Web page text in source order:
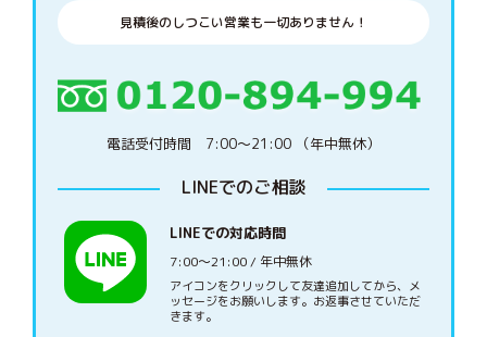
見積後のしつこい営業も一切ありません！
電話受付時間 7:00〜21:00 （年中無休）
LINEでのご相談
LINEでの対応時間
7:00〜21:00 / 年中無休
アイコンをクリックして友達追加してから、メ
ッセージをお願いします。お返事させていただ
きます。